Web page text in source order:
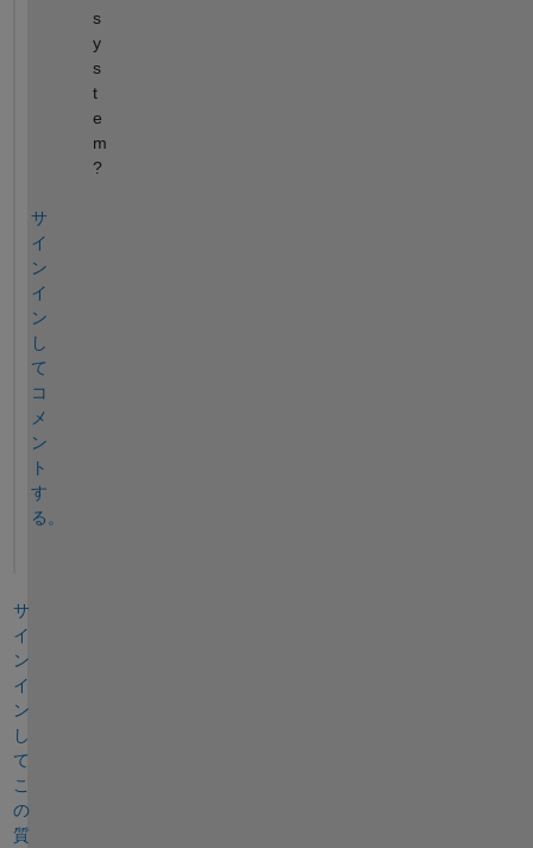
s
y
s
t
e
m
?
サ
イ
ン
イ
ン
し
て
コ
メ
ン
ト
す
る。
サ
イ
ン
イ
ン
し
て
こ
の
質